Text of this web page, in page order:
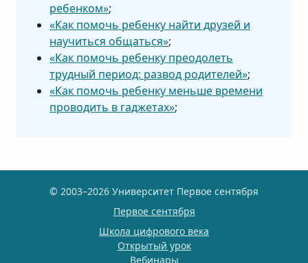
ребенком»;
«Как помочь ребенку найти друзей и
научиться общаться»;
«Как помочь ребенку преодолеть
трудный период: развод родителей»;
«Как помочь ребенку меньше времени
проводить в гаджетах»;
© 2003–2026 Университет Первое сентября
Первое сентября
Школа цифрового века
Открытый урок
Вебинары